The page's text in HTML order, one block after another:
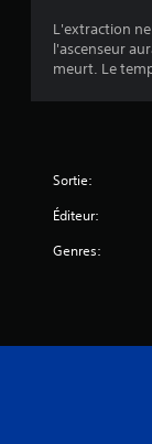
L'extraction
l'ascenseur
meurt. Le
Sortie:
Éditeur:
Genres: